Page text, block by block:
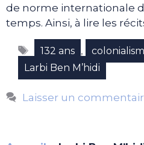
de norme internationale
temps. Ainsi, à lire les
Étiquettes
132 ans ,
Larbi Ben M’hidi
Laisser un